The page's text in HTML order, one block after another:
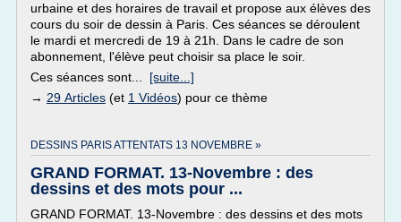
urbaine et des horaires de travail et propose aux élèves des
cours du soir de dessin à Paris. Ces séances se déroulent
le mardi et mercredi de 19 à 21h. Dans le cadre de son
abonnement, l'élève peut choisir sa place le soir.
Ces séances sont... [suite...]
→ 29 Articles (et 1 Vidéos) pour ce thème
DESSINS PARIS ATTENTATS 13 NOVEMBRE »
GRAND FORMAT. 13-Novembre : des
dessins et des mots pour ...
GRAND FORMAT. 13-Novembre : des dessins et des mots